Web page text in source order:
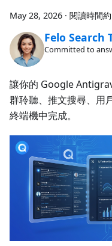
May 28, 2026 · 閱讀時間
Felo Search
Committed to
讓你的 Google
群聆聽、推文搜尋、
終端機中完成。